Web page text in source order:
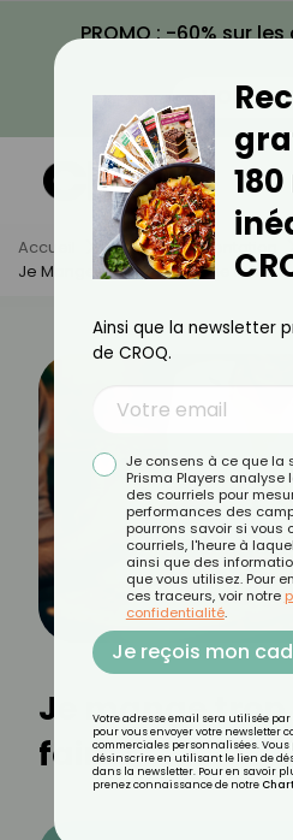
PROMO : -60% sur
VOIR LA
Accueil Actus
Alimentation
Je Mange Trop Le Soir, Que Faire ?
Je mange trop
faire ?
Ainsi que la newsletter
de CROQ.
Je consens à ce que la
Prisma Players analyse
des courriels pour
performances des
pourrons savoir si vous
courriels, l'heure à
ainsi que des
que vous utilisez. Pour
ces traceurs, voir notre
confidentialité.
Je reçois mon
Votre adresse email sera utilisée
pour vous envoyer votre newsletter
commerciales personnalisées. Vous
désinscrire en utilisant le lien de
dans la newsletter. Pour en savoir
prenez connaissance de notre